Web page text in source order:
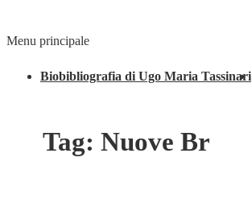
Menu principale
Biobibliografia di Ugo Maria Tassinari
Tag: Nuove Br